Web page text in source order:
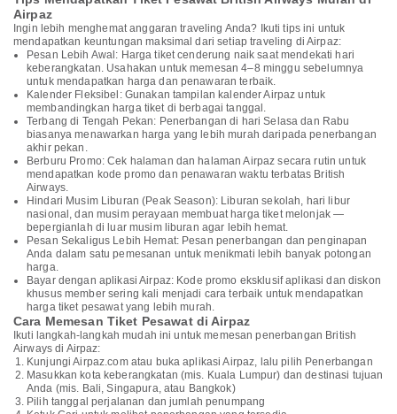
Airpaz
Ingin lebih menghemat anggaran traveling Anda? Ikuti tips ini untuk
mendapatkan keuntungan maksimal dari setiap traveling di Airpaz:
Pesan Lebih Awal: Harga tiket cenderung naik saat mendekati hari
keberangkatan. Usahakan untuk memesan 4–8 minggu sebelumnya
untuk mendapatkan harga dan penawaran terbaik.
Kalender Fleksibel: Gunakan tampilan kalender Airpaz untuk
membandingkan harga tiket di berbagai tanggal.
Terbang di Tengah Pekan: Penerbangan di hari Selasa dan Rabu
biasanya menawarkan harga yang lebih murah daripada penerbangan
akhir pekan.
Berburu Promo: Cek halaman dan halaman Airpaz secara rutin untuk
mendapatkan kode promo dan penawaran waktu terbatas British
Airways.
Hindari Musim Liburan (Peak Season): Liburan sekolah, hari libur
nasional, dan musim perayaan membuat harga tiket melonjak —
bepergianlah di luar musim liburan agar lebih hemat.
Pesan Sekaligus Lebih Hemat: Pesan penerbangan dan penginapan
Anda dalam satu pemesanan untuk menikmati lebih banyak potongan
harga.
Bayar dengan aplikasi Airpaz: Kode promo eksklusif aplikasi dan diskon
khusus member sering kali menjadi cara terbaik untuk mendapatkan
harga tiket pesawat yang lebih murah.
Cara Memesan Tiket Pesawat di Airpaz
Ikuti langkah-langkah mudah ini untuk memesan penerbangan British
Airways di Airpaz:
Kunjungi Airpaz.com atau buka aplikasi Airpaz, lalu pilih Penerbangan
Masukkan kota keberangkatan (mis. Kuala Lumpur) dan destinasi tujuan
Anda (mis. Bali, Singapura, atau Bangkok)
Pilih tanggal perjalanan dan jumlah penumpang